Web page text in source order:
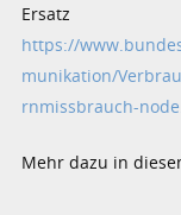
Ersatz
https://
munikation/
rnmissbrauch-
Mehr dazu in